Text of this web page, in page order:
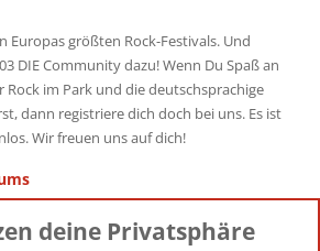
Europas größten Rock-Festivals. Und
DIE Community dazu! Wenn Du Spaß an
im Park und die deutschsprachige
dann registriere dich doch bei uns. Es ist
Wir freuen uns auf dich!
deine Privatsphäre